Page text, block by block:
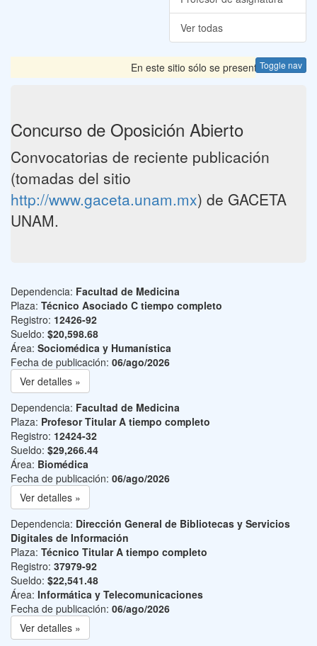
Ver todas
Toggle nav
En este sitio sólo se presentan las
Concurso de Oposición Abierto
Convocatorias de reciente publicación
(tomadas del sitio
http://www.gaceta.unam.mx) de GACETA
UNAM.
Dependencia: Facultad de Medicina
Plaza: Técnico Asociado C tiempo completo
Registro: 12426-92
Sueldo: $20,598.68
Área: Sociomédica y Humanística
Fecha de publicación: 06/ago/2026
Ver detalles »
Dependencia: Facultad de Medicina
Plaza: Profesor Titular A tiempo completo
Registro: 12424-32
Sueldo: $29,266.44
Área: Biomédica
Fecha de publicación: 06/ago/2026
Ver detalles »
Dependencia: Dirección General de Bibliotecas y Servicios
Digitales de Información
Plaza: Técnico Titular A tiempo completo
Registro: 37979-92
Sueldo: $22,541.48
Área: Informática y Telecomunicaciones
Fecha de publicación: 06/ago/2026
Ver detalles »